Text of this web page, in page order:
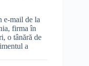
e-mail de la
firma în
o tânără de
a